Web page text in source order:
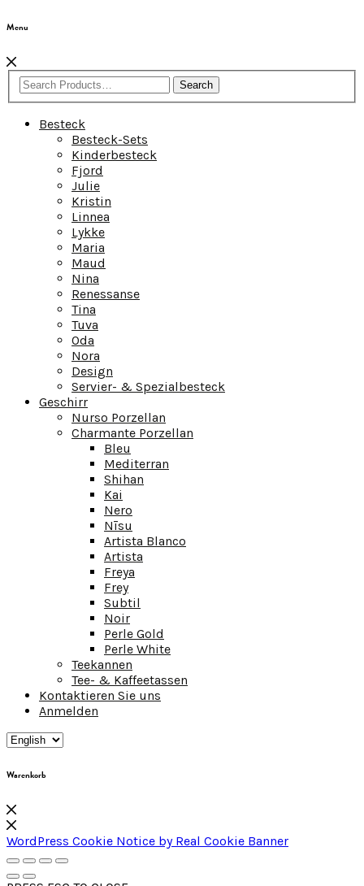
Menu
Search
Besteck
Besteck-Sets
Kinderbesteck
Fjord
Julie
Kristin
Linnea
Lykke
Maria
Maud
Nina
Renessanse
Tina
Tuva
Oda
Nora
Design
Servier- & Spezialbesteck
Geschirr
Nurso Porzellan
Charmante Porzellan
Bleu
Mediterran
Shihan
Kai
Nero
Nīsu
Artista Blanco
Artista
Freya
Frey
Subtil
Noir
Perle Gold
Perle White
Teekannen
Tee- & Kaffeetassen
Kontaktieren Sie uns
Anmelden
Warenkorb
WordPress Cookie Notice by Real Cookie Banner